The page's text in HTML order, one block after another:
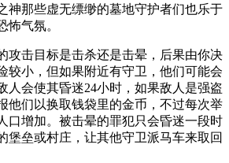
神那些虚无缥缈的墓地守护者们也乐于
怖气氛。
攻击目标是击杀还是击晕，后果由你决
较小，但如果附近有守卫，他们可能会
人会使其昏迷24小时，如果敌人是强盗
他们以换取钱袋里的金币，不过每次举
口增加。被击晕的罪犯只会昏迷一段时
堡垒或村庄，让其他守卫派马车来取回